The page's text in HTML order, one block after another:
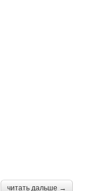
читать дальше →